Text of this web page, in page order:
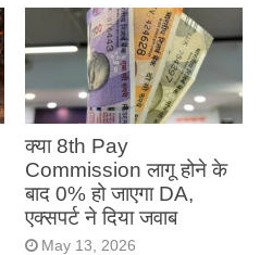
May 13, 2026
क्या 8th Pay
Commission लागू होने के
बाद 0% हो जाएगा DA,
एक्सपर्ट ने दिया जवाब
May 13, 2026